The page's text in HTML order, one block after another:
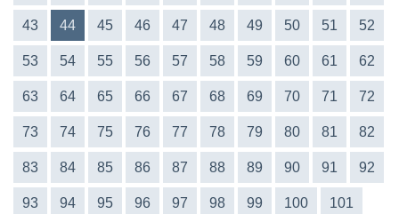
43 44 45 46 47 48 49 50 51 52
53 54 55 56 57 58 59 60 61 62
63 64 65 66 67 68 69 70 71 72
73 74 75 76 77 78 79 80 81 82
83 84 85 86 87 88 89 90 91 92
93 94 95 96 97 98 99 100 101